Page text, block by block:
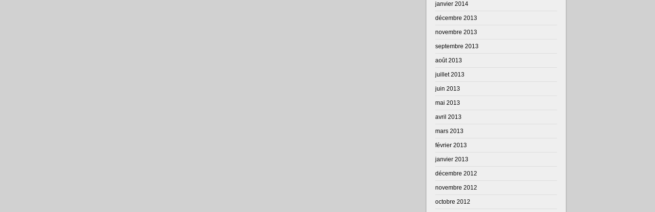
janvier 2014
décembre 2013
novembre 2013
septembre 2013
août 2013
juillet 2013
juin 2013
mai 2013
avril 2013
mars 2013
février 2013
janvier 2013
décembre 2012
novembre 2012
octobre 2012